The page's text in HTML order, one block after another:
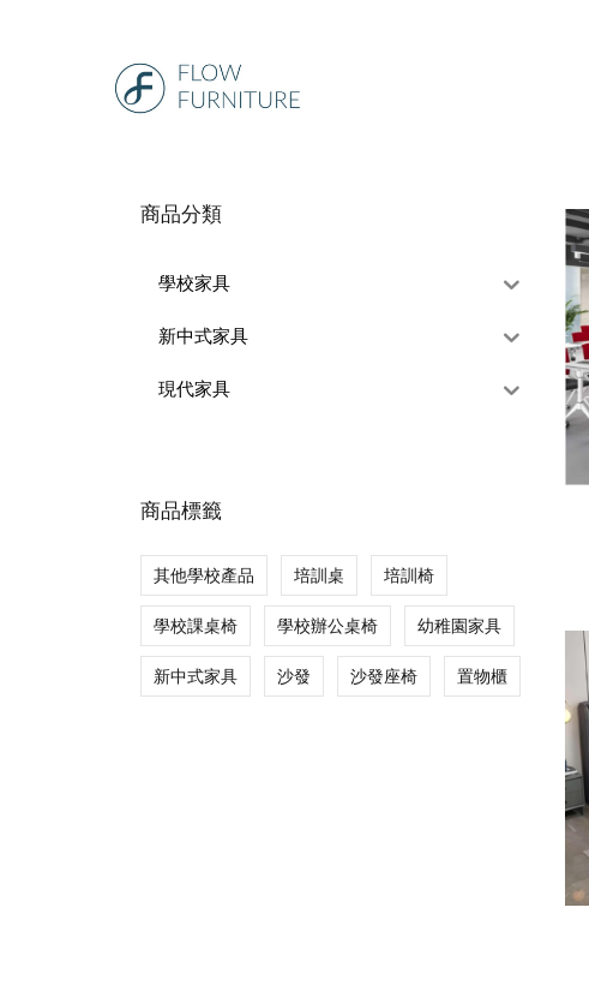
商品分類
學校家具
新中式家具
現代家具
商品標籤
其他學校產品 培訓桌 培訓椅
學校課桌椅 學校辦公桌椅 幼稚園家具
新中式家具 沙發 沙發座椅 置物櫃